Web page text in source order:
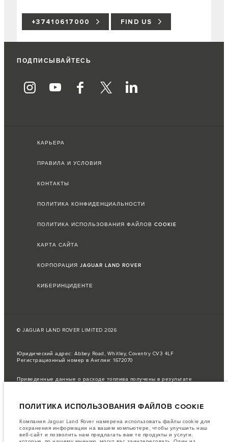
+37410617000 FIND US
ПОДПИСЫВАЙТЕСЬ
КАРЬЕРА
ПРАВИЛА И УСЛОВИЯ
КОНТАКТЫ
ПОЛИТИКА КОНФИДЕНЦИАЛЬНОСТИ
ПОЛИТИКА ИСПОЛЬЗОВАНИЯ ФАЙЛОВ COOKIE
КАРТА САЙТА
КОРПОРАЦИЯ JAGUAR LAND ROVER
КИБЕРИНЦИДЕНТЕ
© JAGUAR LAND ROVER LIMITED 2026
Юридический адрес: Abbey Road, Whitley, Coventry CV3 4LF
Регистрационный номер в Англии: 1672070
Приведенные данные о расходе топлива получены в результате
Фактический расход топлива автомобиля может отличаться от
для сравнения.
важное примечание в отношений изображений и спецификаций.
настоящее время в мире наблюдается дефицит полупроводников,
ПОЛИТИКА ИСПОЛЬЗОВАНИЯ ФАЙЛОВ COOKIE
Компания Jaguar Land Rover намерена использовать файлы cookie для
сохранения информации на вашем компьютере, чтобы улучшить наш
веб-сайт и позволить нам предлагать вам те продукты и услуги,